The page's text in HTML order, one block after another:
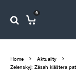
0
Home
Aktuality
Zelenskyj: Zásah kláštera